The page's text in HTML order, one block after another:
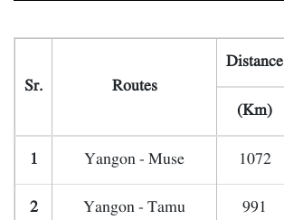
Sr. Routes
Distance
(Km)
1 Yangon - Muse 1072
2 Yangon - Tamu 991